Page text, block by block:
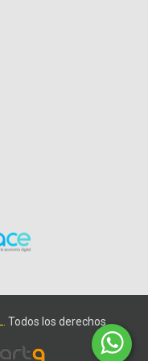
Todos los derechos